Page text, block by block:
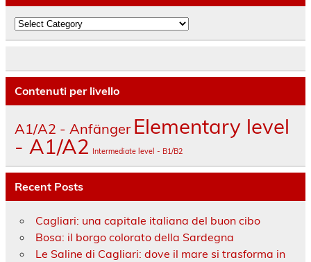
Categories
Contenuti per livello
A1/A2 - Anfänger Elementary level
- A1/A2 Intermediate level - B1/B2
Recent Posts
Cagliari: una capitale italiana del buon cibo
Bosa: il borgo colorato della Sardegna
Le Saline di Cagliari: dove il mare si trasforma in